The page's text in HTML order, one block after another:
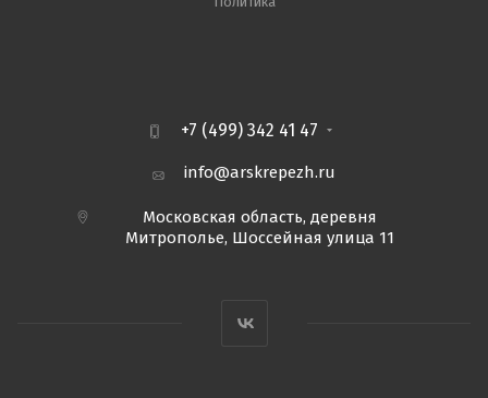
+7 (499) 342 41 47
info@arskrepezh.ru
Московская область, деревня
Митрополье, Шоссейная улица 11